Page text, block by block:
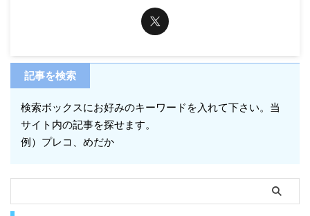
記事を検索
検索ボックスにお好みのキーワードを入れて下さい。当
サイト内の記事を探せます。
例）プレコ、めだか